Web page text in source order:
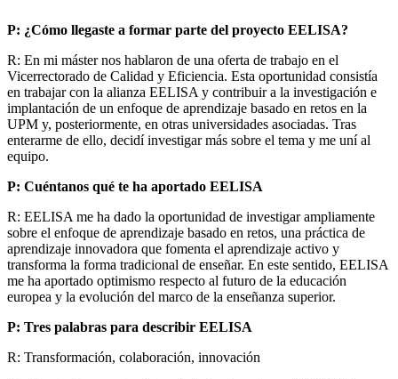
P: ¿Cómo llegaste a formar parte del proyecto EELISA?
R: En mi máster nos hablaron de una oferta de trabajo en el
Vicerrectorado de Calidad y Eficiencia. Esta oportunidad consistía
en trabajar con la alianza EELISA y contribuir a la investigación e
implantación de un enfoque de aprendizaje basado en retos en la
UPM y, posteriormente, en otras universidades asociadas. Tras
enterarme de ello, decidí investigar más sobre el tema y me uní al
equipo.
P: Cuéntanos qué te ha aportado EELISA
R: EELISA me ha dado la oportunidad de investigar ampliamente
sobre el enfoque de aprendizaje basado en retos, una práctica de
aprendizaje innovadora que fomenta el aprendizaje activo y
transforma la forma tradicional de enseñar. En este sentido, EELISA
me ha aportado optimismo respecto al futuro de la educación
europea y la evolución del marco de la enseñanza superior.
P: Tres palabras para describir EELISA
R: Transformación, colaboración, innovación